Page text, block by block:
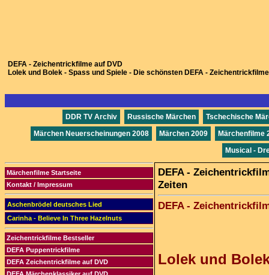
DEFA - Zeichentrickfilme auf DVD
Lolek und Bolek - Spass und Spiele - Die schönsten DEFA -
DDR TV Archiv Russische Märchen
Tschechische
Märchen Neuerscheinungen 2008
Märchen 2009
Märchenfilme
Musical -
Märchenfilme Startseite
Kontakt / Impressum
Aschenbrödel deutsches Lied
Carinha - Believe In Three Hazelnuts
Zeichentrickfilme Bestseller
DEFA Puppentrickfilme
DEFA Zeichentrickfilme auf DVD
DEFA -
Zeiten
DEFA -
Lolek und